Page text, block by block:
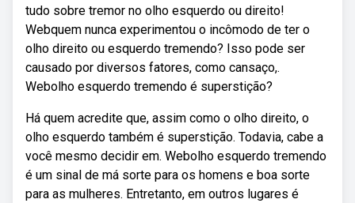
tudo sobre tremor no olho esquerdo ou direito!
Webquem nunca experimentou o incômodo de ter o
olho direito ou esquerdo tremendo? Isso pode ser
causado por diversos fatores, como cansaço,.
Webolho esquerdo tremendo é superstição?
Há quem acredite que, assim como o olho direito, o
olho esquerdo também é superstição. Todavia, cabe a
você mesmo decidir em. Webolho esquerdo tremendo
é um sinal de má sorte para os homens e boa sorte
para as mulheres. Entretanto, em outros lugares é